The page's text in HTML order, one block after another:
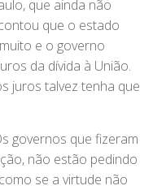
que ainda não
que o estado
e o governo
da dívida à União.
juros talvez tenha que
governos que fizeram
não estão pedindo
se a virtude não